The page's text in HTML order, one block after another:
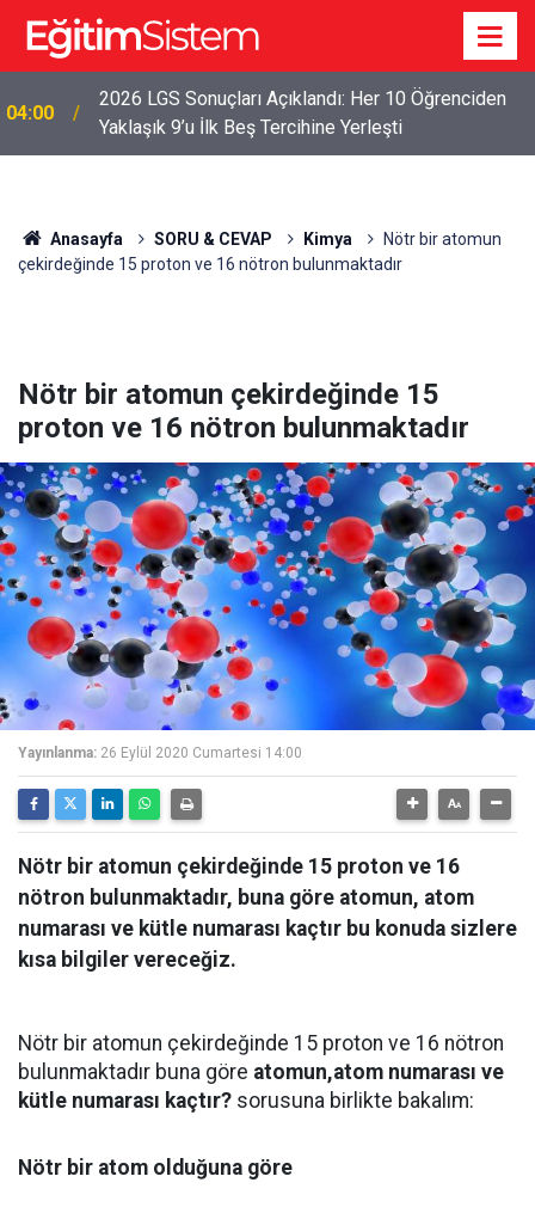
04:00
2026 LGS Sonuçları Açıklandı: Her 10 Öğrenciden
Yaklaşık 9’u İlk Beş Tercihine Yerleşti
Anasayfa SORU & CEVAP Kimya
Nötr bir atomun
çekirdeğinde 15 proton ve 16 nötron bulunmaktadır
Nötr bir atomun çekirdeğinde 15
proton ve 16 nötron bulunmaktadır
Yayınlanma: 26 Eylül 2020 Cumartesi 14:00
Nötr bir atomun çekirdeğinde 15 proton ve 16
nötron bulunmaktadır, buna göre atomun, atom
numarası ve kütle numarası kaçtır bu konuda sizlere
kısa bilgiler vereceğiz.
Nötr bir atomun çekirdeğinde 15 proton ve 16 nötron
bulunmaktadır buna göre atomun,atom numarası ve
kütle numarası kaçtır? sorusuna birlikte bakalım:
Nötr bir atom olduğuna göre